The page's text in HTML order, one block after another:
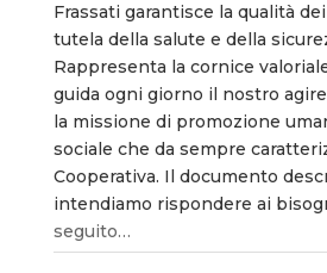
Frassati garantisce la qualità
tutela della salute e della
Rappresenta la cornice
guida ogni giorno il nostro
la missione di promozione
sociale che da sempre
Cooperativa. Il documento
intendiamo rispondere ai
seguito…